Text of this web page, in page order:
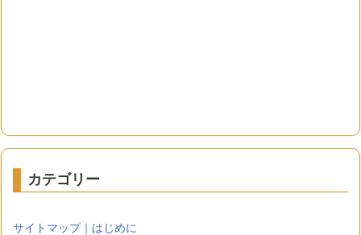
カテゴリー
サイトマップ｜はじめに